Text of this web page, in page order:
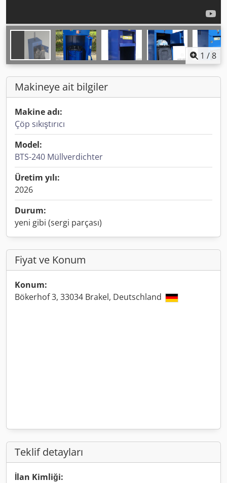
1 /8
Makineye ait bilgiler
Makine adı:
Çöp sıkıştırıcı
Model:
BTS-240 Müllverdichter
Üretim yılı:
2026
Durum:
yeni gibi (sergi parçası)
Fiyat ve Konum
Konum:
Bökerhof 3, 33034 Brakel, Deutschland
Teklif detayları
İlan Kimliği: